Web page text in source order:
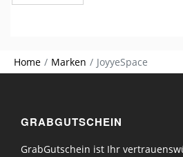
Home Marken JoyyeSpace
GRABGUTSCHEIN
GrabGutschein ist Ihr